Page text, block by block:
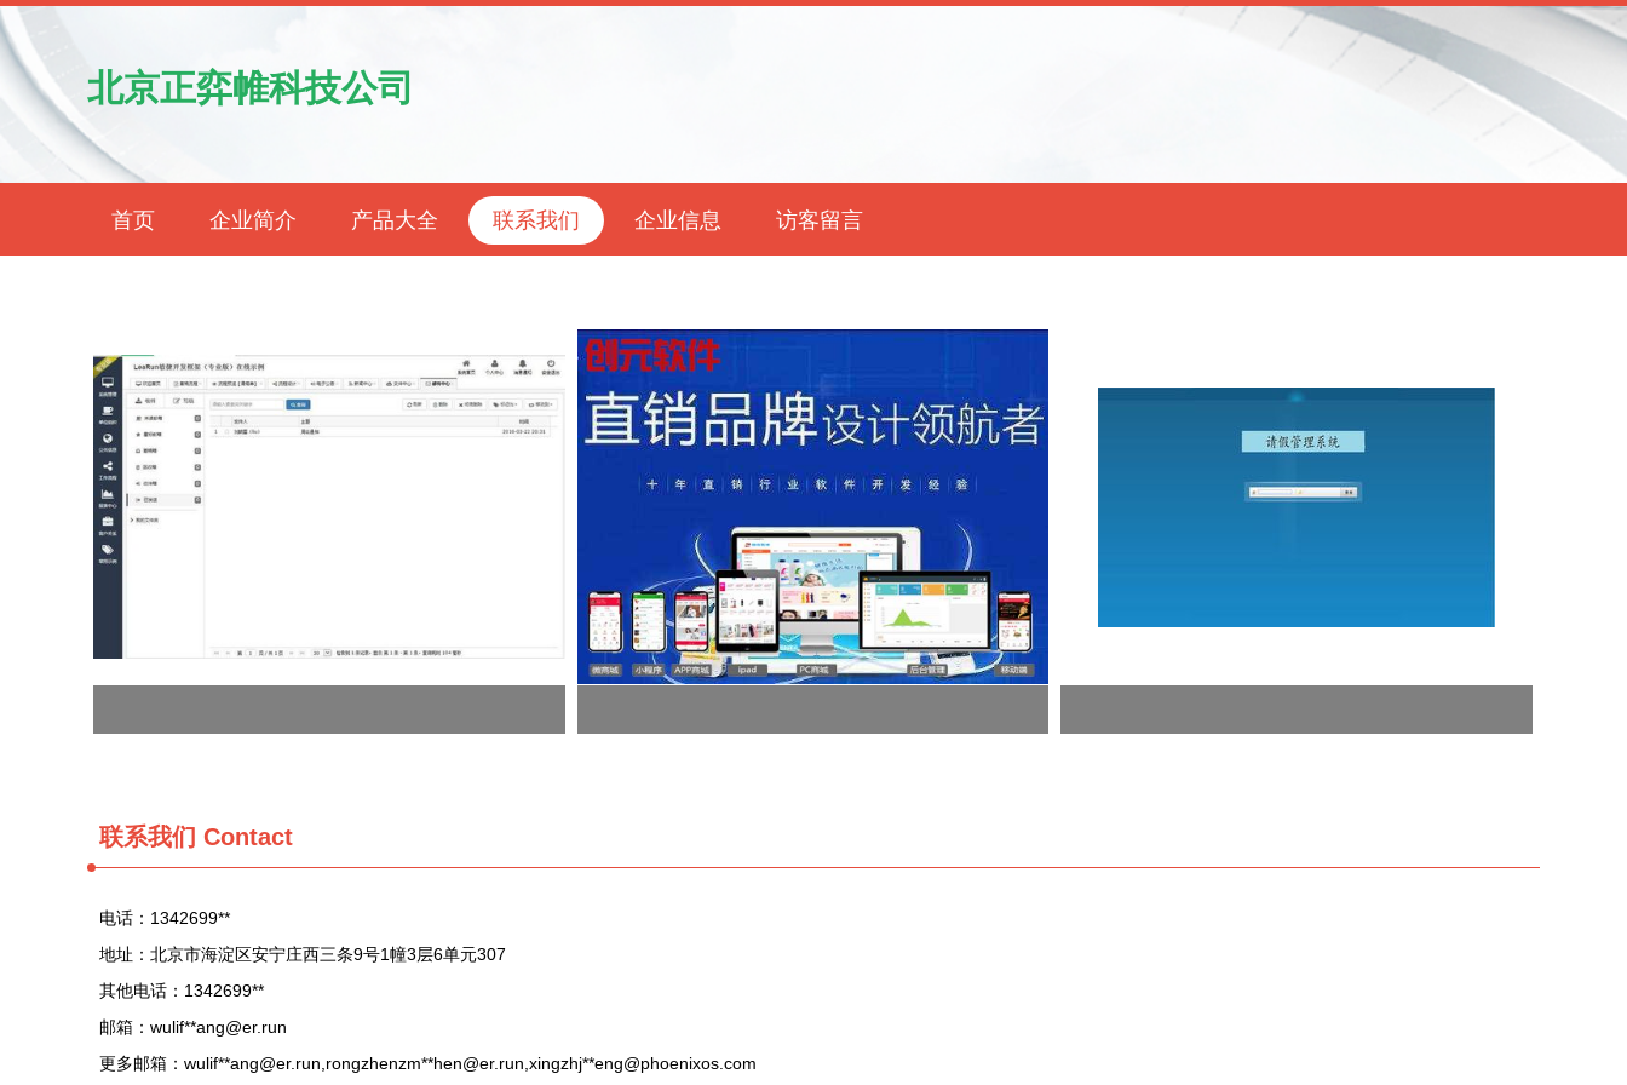
北京正弈帷科技公司
首页 企业简介 产品大全 联系我们 企业信息 访客留言
联系我们 Contact
电话：1342699**
地址：北京市海淀区安宁庄西三条9号1幢3层6单元307
其他电话：1342699**
邮箱：wulif**ang@er.run
更多邮箱：wulif**ang@er.run ,rongzhenzm**hen@er.run ,xingzhj**eng@phoenixos.com